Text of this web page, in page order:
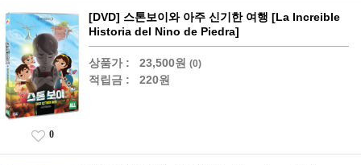
[DVD] 스톤보이와 아주 신기한 여행 [La Increible
Historia del Nino de Piedra]
상품가 : 23,500원 (0)
적립금 : 220원
0